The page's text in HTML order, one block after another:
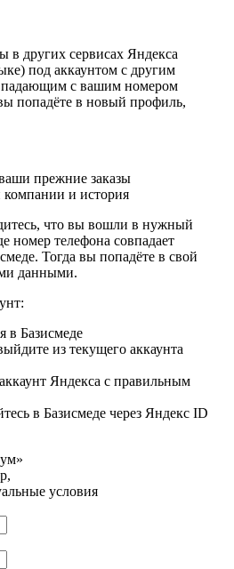
в других сервисах Яндекса
под аккаунтом с другим
с вашим номером
попадёте в новый профиль,
прежние заказы
компании и история
что вы вошли в нужный
номер телефона совпадает
Тогда вы попадёте в свой
данными.
в Базисмеде
из текущего аккаунта
Яндекса с правильным
в Базисмеде через Яндекс ID
условия